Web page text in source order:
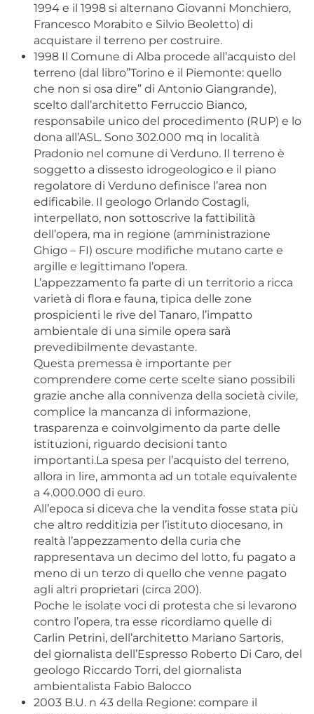
1994 e il 1998 si alternano Giovanni Monchiero,
Francesco Morabito e Silvio Beoletto) di
acquistare il terreno per costruire.
1998 Il Comune di Alba procede all’acquisto del
terreno (dal libro”Torino e il Piemonte: quello
che non si osa dire” di Antonio Giangrande),
scelto dall’architetto Ferruccio Bianco,
responsabile unico del procedimento (RUP) e lo
dona all’ASL. Sono 302.000 mq in località
Pradonio nel comune di Verduno. Il terreno è
soggetto a dissesto idrogeologico e il piano
regolatore di Verduno definisce l’area non
edificabile. Il geologo Orlando Costagli,
interpellato, non sottoscrive la fattibilità
dell’opera, ma in regione (amministrazione
Ghigo – FI) oscure modifiche mutano carte e
argille e legittimano l’opera.
L’appezzamento fa parte di un territorio a ricca
varietà di flora e fauna, tipica delle zone
prospicienti le rive del Tanaro, l’impatto
ambientale di una simile opera sarà
prevedibilmente devastante.
Questa premessa è importante per
comprendere come certe scelte siano possibili
grazie anche alla connivenza della società civile,
complice la mancanza di informazione,
trasparenza e coinvolgimento da parte delle
istituzioni, riguardo decisioni tanto
importanti.La spesa per l’acquisto del terreno,
allora in lire, ammonta ad un totale equivalente
a 4.000.000 di euro.
All’epoca si diceva che la vendita fosse stata più
che altro redditizia per l’istituto diocesano, in
realtà l’appezzamento della curia che
rappresentava un decimo del lotto, fu pagato a
meno di un terzo di quello che venne pagato
agli altri proprietari (circa 200).
Poche le isolate voci di protesta che si levarono
contro l’opera, tra esse ricordiamo quelle di
Carlin Petrini, dell’architetto Mariano Sartoris,
del giornalista dell’Espresso Roberto Di Caro, del
geologo Riccardo Torri, del giornalista
ambientalista Fabio Balocco
2003 B.U. n 43 della Regione: compare il